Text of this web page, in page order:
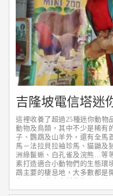
吉隆坡電信塔迷
這裡收養了超過25種迷你動物
動物及鳥類，其中不少是稀有
子、鸚鵡及山羊外，還有全馬
馬－法拉貝拉袖珍馬、貓鼬及
洲綠鬣蜥、白孔雀及浣熊…等
素打造適合小動物們的生態環
鵡主要的棲息地，大多數都是